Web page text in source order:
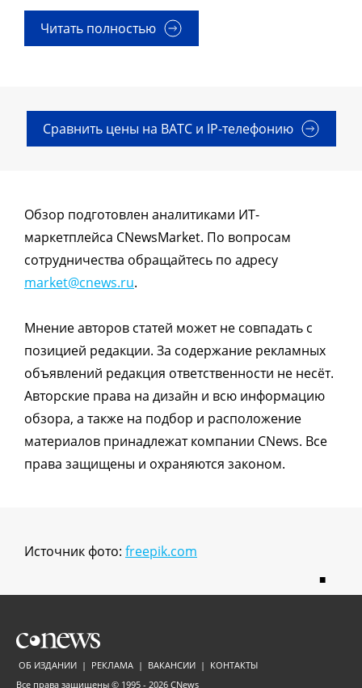
Читать полностью
Сравнить цены на ВАТС и IP-телефонию
Обзор подготовлен аналитиками ИТ-
маркетплейса CNewsMarket. По вопросам
сотрудничества обращайтесь по адресу
market@cnews.ru.
Мнение авторов статей может не совпадать с
позицией редакции. За содержание рекламных
объявлений редакция ответственности не несёт.
Авторские права на дизайн и всю информацию
обзора, а также на подбор и расположение
материалов принадлежат компании CNews. Все
права защищены и охраняются законом.
Источник фото: freepik.com
■
ОБ ИЗДАНИИ | РЕКЛАМА | ВАКАНСИИ | КОНТАКТЫ
Все права защищены © 1995 - 2026 CNews